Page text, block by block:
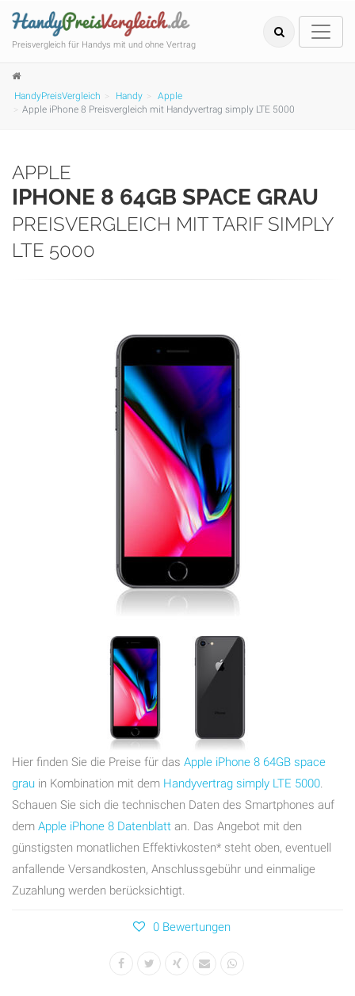
Preisvergleich für Handys mit und ohne Vertrag
HandyPreisVergleich Handy
Apple
Apple iPhone 8 Preisvergleich mit Handyvertrag simply LTE 5000
APPLE
IPHONE 8 64GB SPACE GRAU
PREISVERGLEICH MIT TARIF SIMPLY
LTE 5000
Hier finden Sie die Preise für das Apple iPhone 8 64GB space
grau in Kombination mit dem Handyvertrag simply LTE 5000.
Schauen Sie sich die technischen Daten des Smartphones auf
dem Apple iPhone 8 Datenblatt an. Das Angebot mit den
günstigsten monatlichen Effektivkosten* steht oben, eventuell
anfallende Versandkosten, Anschlussgebühr und einmalige
Zuzahlung werden berücksichtigt.
0 Bewertungen